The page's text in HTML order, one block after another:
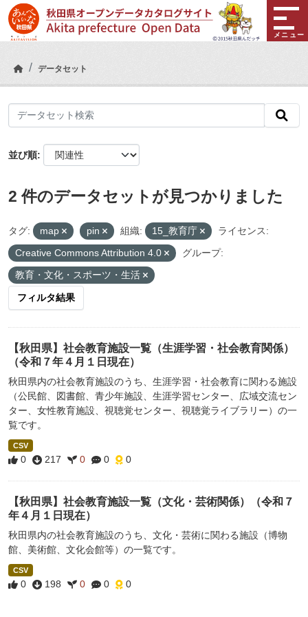
Skip to main content
メニュー
データセット
並び順
2 件のデータセットが見つかりました
タグ: map pin 組織: 15_教育庁
ライセンス:
Creative Commons Attribution 4.0
グループ:
教育・文化・スポーツ・生活
フィルタ結果
【秋田県】社会教育施設一覧（生涯学習・社会教育関係）
（令和７年４月１日現在）
秋田県内の社会教育施設のうち、生涯学習・社会教育に関わる施設
（公民館、図書館、青少年施設、生涯学習センター、広域交流セン
ター、女性教育施設、視聴覚センター、視聴覚ライブラリー）の一
覧です。
CSV
0 217 0 0 0
【秋田県】社会教育施設一覧（文化・芸術関係）（令和７
年４月１日現在）
秋田県内の社会教育施設のうち、文化・芸術に関わる施設（博物
館、美術館、文化会館等）の一覧です。
CSV
0 198 0 0 0